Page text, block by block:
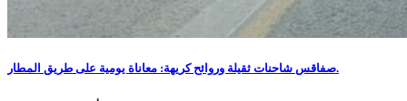
صفاقس شاحنات ثقيلة وروائح كريهة: معاناة يومية على طريق المطار.